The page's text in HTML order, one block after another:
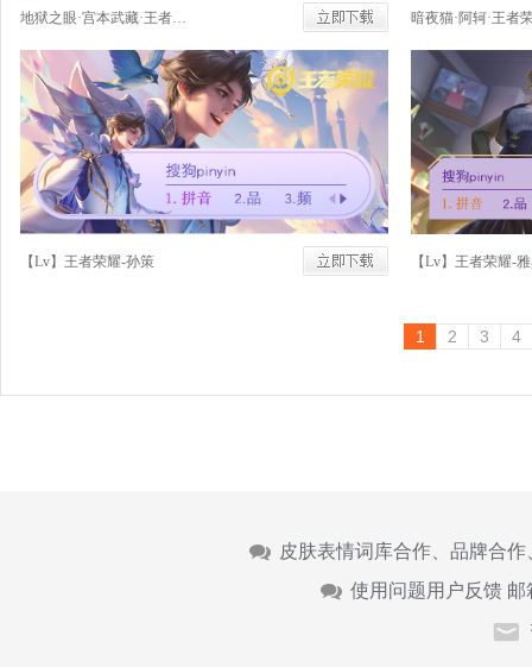
地狱之眼·宫本武藏·王者荣耀 暗夜猫·阿轲·王者
【Lv】王者荣耀-孙策 【Lv】王者荣耀-
1 2 3 4
皮肤表情词库合作、品牌合
使用问题用户反馈 邮